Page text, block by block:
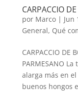
CARPACCIO
por Marco| Jun
General, Qué
CARPACCIO DE
PARMESANO
alarga más en
buenos hongos